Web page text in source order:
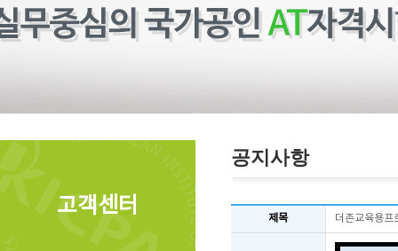
고객센터
공지사항
제목 더존교육용프